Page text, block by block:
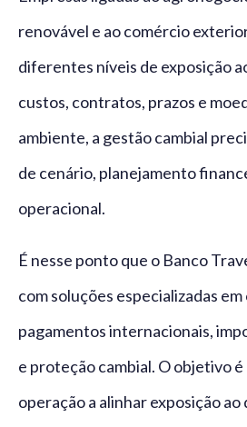
renovável e ao comércio
diferentes níveis de exposição
custos, contratos, prazos e
ambiente, a gestão cambial
de cenário, planejamento
operacional.
É nesse ponto que o Banco
com soluções especializadas
pagamentos internacionais,
e proteção cambial. O objetivo é
operação a alinhar exposição ao